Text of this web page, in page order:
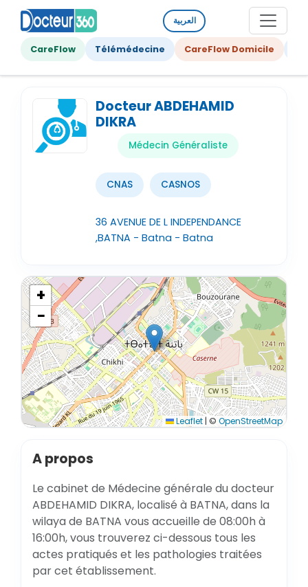
العربية
CareFlow Télémédecine CareFlow Domicile
Docteur ABDEHAMID
DIKRA
Médecin Généraliste
CNAS CASNOS
36 AVENUE DE L INDEPENDANCE
,BATNA - Batna - Batna
+
−
Leaflet | © OpenStreetMap
A propos
Le cabinet de Médecine générale du docteur
ABDEHAMID DIKRA, localisé à BATNA, dans la
wilaya de BATNA vous accueille de 08:00h à
16:00h, vous trouverez ci-dessous tous les
actes pratiqués et les pathologies traitées
par cet établissement.